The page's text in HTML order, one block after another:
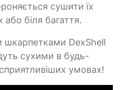
сушити їх
біля багаття.
шкарпетками DexShell
сухими в будь-
умовах!